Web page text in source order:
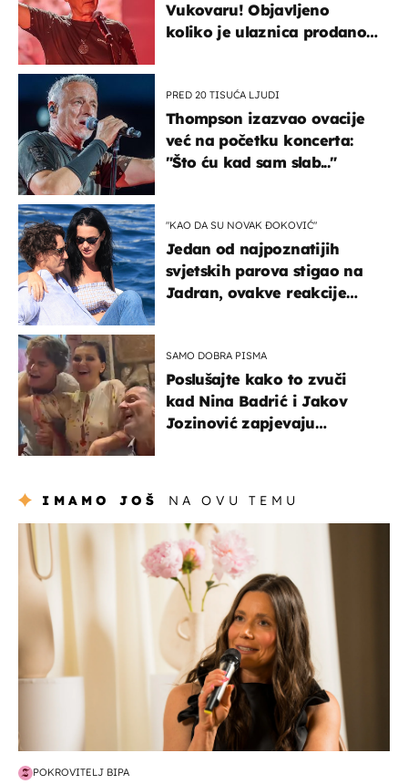
Vukovaru! Objavljeno
koliko je ulaznica prodano
PRED 20 TISUĆA LJUDI
Thompson izazvao ovacije
već na početku koncerta:
"Što ću kad sam slab..."
"KAO DA SU NOVAK ĐOKOVIĆ"
Jedan od najpoznatijih
svjetskih parova stigao na
Jadran, ovakve reakcije
SAMO DOBRA PISMA
Poslušajte kako to zvuči
kad Nina Badrić i Jakov
Jozinović zapjevaju
IMAMO JOŠ NA OVU TEMU
moda & ljepota
POKROVITELJ BIPA